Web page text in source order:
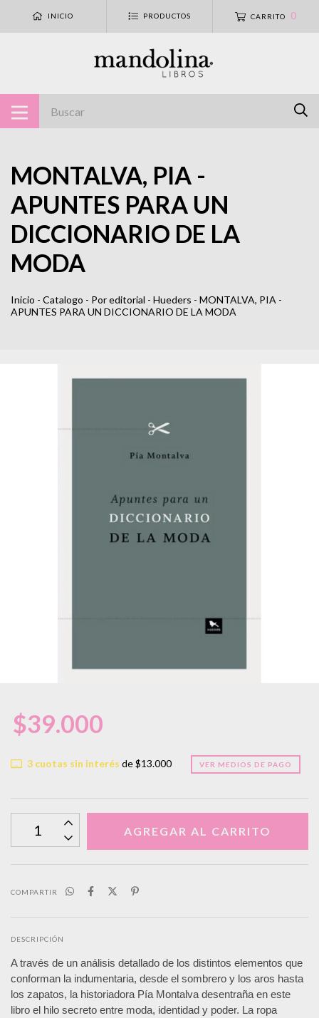
INICIO PRODUCTOS CARRITO 0
MONTALVA, PIA -
APUNTES PARA UN
DICCIONARIO DE LA
MODA
Inicio - Catalogo - Por editorial - Hueders - MONTALVA, PIA -
APUNTES PARA UN DICCIONARIO DE LA MODA
$39.000
3cuotas sin interés de$13.000 VER MEDIOS DE PAGO
COMPARTIR
DESCRIPCIÓN
A través de un análisis detallado de los distintos elementos que
conforman la indumentaria, desde el sombrero y los aros hasta
los zapatos, la historiadora Pía Montalva desentraña en este
libro el hilo secreto entre moda, identidad y poder. La ropa